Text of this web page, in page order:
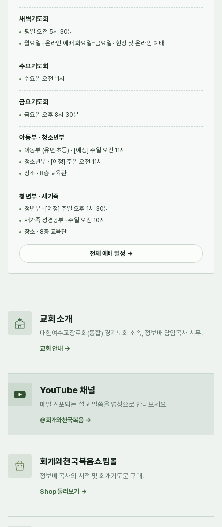
새벽기도회
평일 오전 5시 30분
월요일 · 온라인 예배 화요일~금요일 · 현장 및 온라인 예배
수요기도회
수요일 오전 11시
금요기도회
금요일 오후 8시 30분
아동부 · 청소년부
아동부 (유년·초등) · [예정] 주일 오전 11시
청소년부 · [예정] 주일 오전 11시
장소 · 8층 교육관
청년부 · 새가족
청년부 · [예정] 주일 오후 1시 30분
새가족 성경공부 · 주일 오전 10시
장소 · 8층 교육관
전체 예배 일정 →
교회 소개
대한예수교장로회(통합) 경기노회 소속, 정보배 담임목사 시무.
교회 안내 →
YouTube 채널
매일 선포되는 설교 말씀을 영상으로 만나보세요.
@회개와천국복음 →
회개와천국복음쇼핑몰
정보배 목사의 서적 및 회개기도문 구매.
Shop 둘러보기 →